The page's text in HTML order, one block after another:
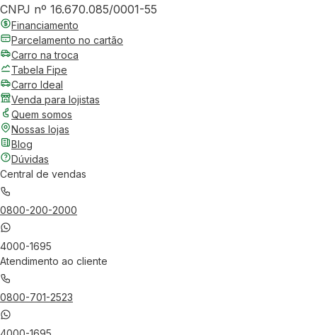
CNPJ nº 16.670.085/0001-55
Financiamento
Parcelamento no cartão
Carro na troca
Tabela Fipe
Carro Ideal
Venda para lojistas
Quem somos
Nossas lojas
Blog
Dúvidas
Central de vendas
0800-200-2000
4000-1695
Atendimento ao cliente
0800-701-2523